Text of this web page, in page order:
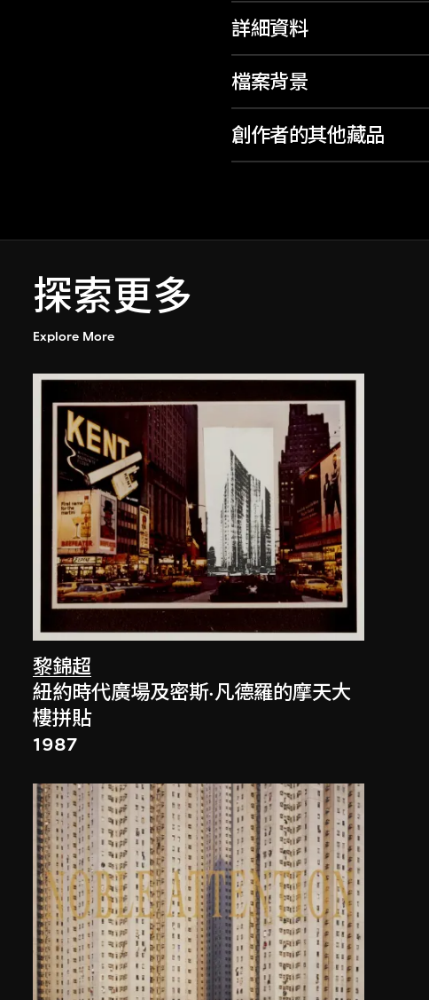
詳細資料
檔案背景
創作者的其他藏品
探索更多
Explore More
黎錦超
紐約時代廣場及密斯·凡德羅的摩天大
樓拼貼
1987